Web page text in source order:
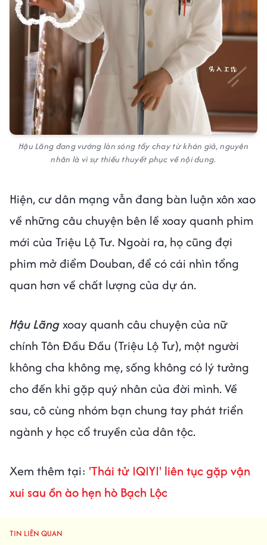
Hậu Lãng đang vướng làn sóng tẩy chay từ khán giả, nguyên
nhân là vì sự thiếu thuyết phục về nội dung.
Hiện, cư dân mạng vẫn đang bàn luận xôn xao
về những câu chuyện bên lề xoay quanh phim
mới của Triệu Lộ Tư. Ngoài ra, họ cũng đợi
phim mở điểm Douban, để có cái nhìn tổng
quan hơn về chất lượng của dự án.
Hậu Lãngxoay quanh câu chuyện của nữ
chính Tôn Đầu Đầu (Triệu Lộ Tư), một người
không cha không mẹ, sống không có lý tưởng
cho đến khi gặp quý nhân của đời mình. Về
sau, cô cùng nhóm bạn chung tay phát triển
ngành y học cổ truyền của dân tộc.
Xem thêm tại: 'Thái tử IQIYI' liên tục gặp vận
xui sau ồn ào hẹn hò Bạch Lộc
TIN LIÊN QUAN